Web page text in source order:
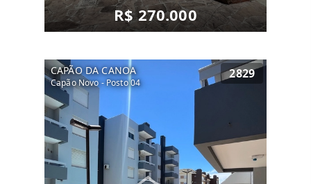
R$ 270.000
CAPÃO DA CANOA
Capão Novo - Posto 04
2829